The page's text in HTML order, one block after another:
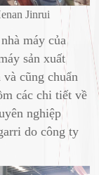
Jinrui
máy của
sản xuất
cũng chuẩn
các chi tiết về
nghiệp
do công ty